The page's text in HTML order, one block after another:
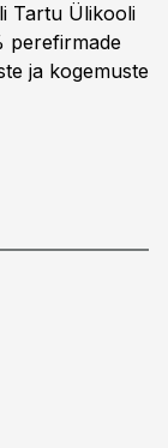
Tartu Ülikooli
perefirmade
ja kogemuste